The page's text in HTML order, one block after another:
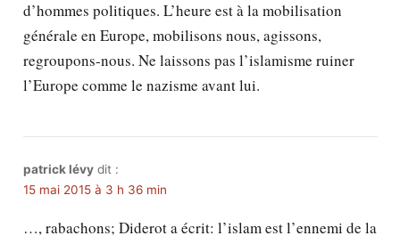
d’hommes politiques. L’heure est à la mobilisation
générale en Europe, mobilisons nous, agissons,
regroupons-nous. Ne laissons pas l’islamisme ruiner
l’Europe comme le nazisme avant lui.
patrick lévy dit :
15 mai 2015 à 3 h 36 min
…, rabachons; Diderot a écrit: l’islam est l’ennemi de la